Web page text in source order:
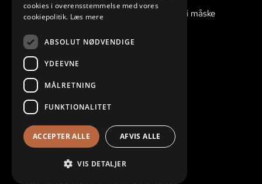
Har du en opgave, du ikke kan løse, kan vi måske
KONTAKTINFORMATION
47100470
info@toftkobber.dk
cookies i overensstemmelse med vores
cookiepolitik. Læs mere
ABSOLUT NØDVENDIGE
YDEEVNE
MÅLRETNING
FUNKTIONALITET
ACCEPTER ALLE AFVIS ALLE
VIS DETALJER